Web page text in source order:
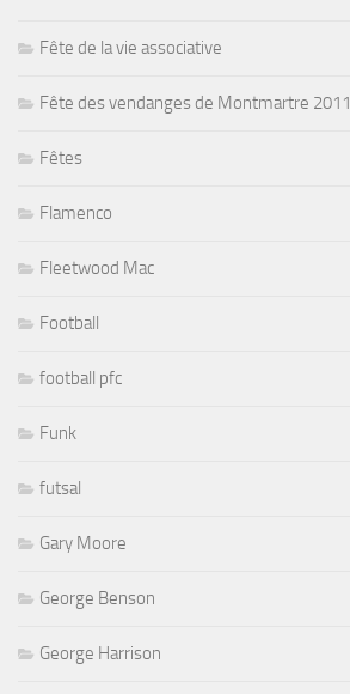
Fête de la vie associative
Fête des vendanges de Montmartre 2011
Fêtes
Flamenco
Fleetwood Mac
Football
football pfc
Funk
futsal
Gary Moore
George Benson
George Harrison